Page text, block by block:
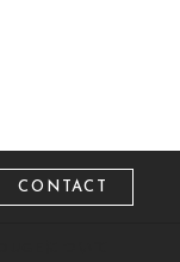
CONTACT